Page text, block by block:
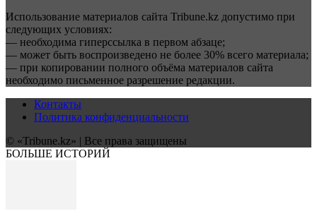
Использование материалов сайта Tribune.kz допустимо при
следующих условиях:
— необходима гиперссылка в первом абзаце;
— может быть воспроизведено не более 30% всего материала;
— при копировании полного объёма материалов сайта
необходимо письменное разрешение редакции.
Контакты
Политика конфиденциальности
© «Tribune.kz» | Все права защищены
БОЛЬШЕ ИСТОРИЙ